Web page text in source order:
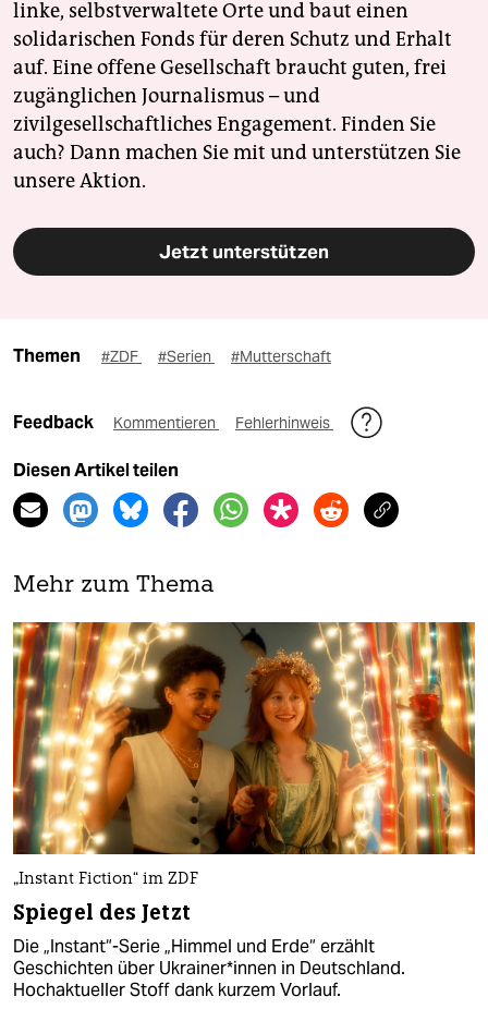
linke, selbstverwaltete Orte und baut einen
solidarischen Fonds für deren Schutz und Erhalt
auf. Eine offene Gesellschaft braucht guten, frei
zugänglichen Journalismus – und
zivilgesellschaftliches Engagement. Finden Sie
auch? Dann machen Sie mit und unterstützen Sie
unsere Aktion.
Jetzt unterstützen
Themen #ZDF #Serien #Mutterschaft
Feedback Kommentieren Fehlerhinweis
Diesen Artikel teilen
Mehr zum Thema
„Instant Fiction“ im ZDF
Spiegel des Jetzt
Die „Instant“-Serie „Himmel und Erde“ erzählt
Geschichten über Ukrai­ne­r*innen in Deutschland.
Hochaktueller Stoff dank kurzem Vorlauf.